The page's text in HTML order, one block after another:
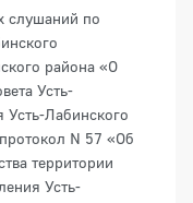
слушаний по
района «О
Усть-
Усть-Лабинского
N 57 «Об
территории
Усть-